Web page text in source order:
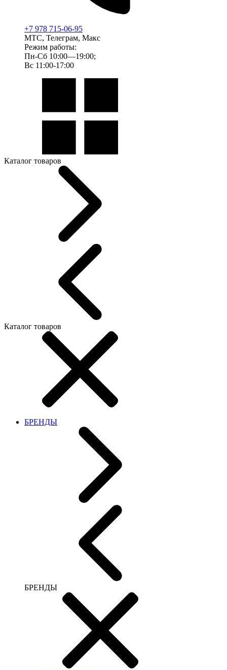
+7 978 715-06-95
МТС, Телеграм, Макс
Режим работы:
Пн-Сб 10:00—19:00;
Вс 11:00-17:00
Каталог товаров
Каталог товаров
БРЕНДЫ
БРЕНДЫ